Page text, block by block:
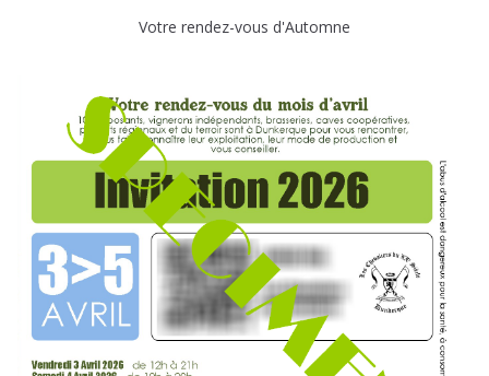
Votre rendez-vous d'Automne